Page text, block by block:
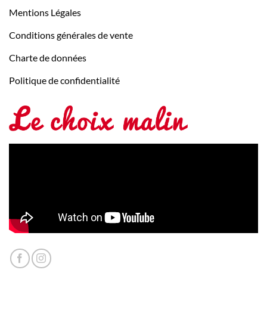
Mentions Légales
Conditions générales de vente
Charte de données
Politique de confidentialité